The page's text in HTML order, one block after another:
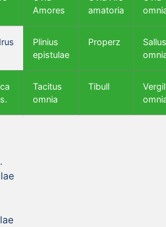
Amores
amatoria
Plinius
epistulae
Properz
Tacitus
omnia
Tibull
Vergil